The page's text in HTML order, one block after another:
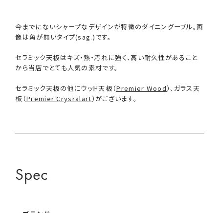
今までにないシャープなデザインが特徴のダイニングーブル。画
像は角が無いタイプ(sag.)です。
セラミック天板はキズ・熱・汚れに強く、高い耐久性があること
から当店でとても人気の素材です。
セラミック天板の他にウッド天板（Premier Wood）、ガラス天
板（Premier Crysralart）がございます。
Spec